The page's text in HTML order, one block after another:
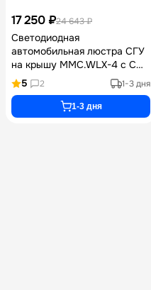
17 250 ₽24 643 ₽
Светодиодная
автомобильная люстра СГУ
на крышу ММC.WLX-4 с COB
лампами оранжевого
свечения мощностью 220 Вт
и световым потоком 15400
Лм в корпусе из
5 2 1-3 дня
1-3 дня